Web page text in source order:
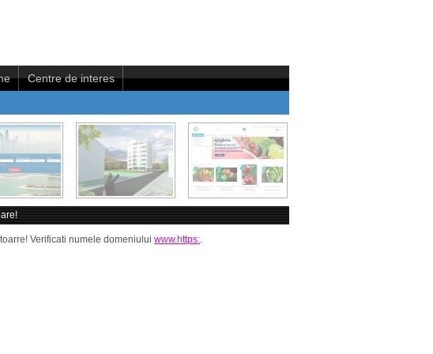
Centre de interes
Verificati numele domeniului www.https:.